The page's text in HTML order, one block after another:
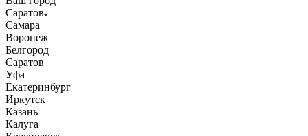
Саратов
Самара
Воронеж
Белгород
Саратов
Уфа
Екатеринбург
Иркутск
Казань
Калуга